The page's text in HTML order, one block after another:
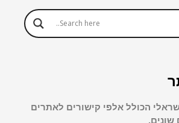
הכולל אלפי קישורים לאתרים
שונים.